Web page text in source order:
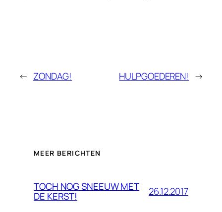
← ZONDAG! HULPGOEDEREN! →
MEER BERICHTEN
TOCH NOG SNEEUW MET
DE KERST! 26.12.2017